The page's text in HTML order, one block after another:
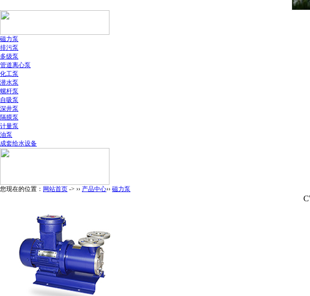
磁力泵
排污泵
多级泵
管道离心泵
化工泵
潜水泵
螺杆泵
自吸泵
深井泵
隔膜泵
计量泵
油泵
成套给水设备
您现在的位置： 网站首页 -> ›› 产品中心›› 磁力泵